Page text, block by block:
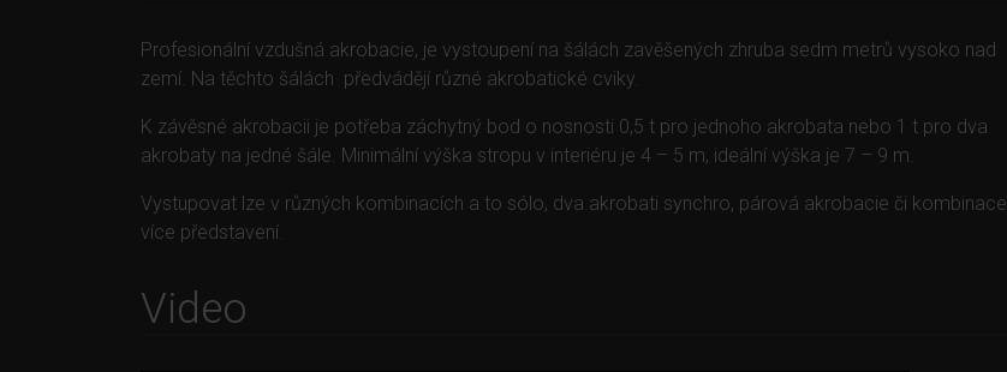
Profesionální vzdušná akrobacie, je vystoupení na šálách zavěšených zhruba sedm metrů vysoko nad
zemí. Na těchto šálách předvádějí různé akrobatické cviky.
K závěsné akrobacii je potřeba záchytný bod o nosnosti 0,5 t pro jednoho akrobata nebo 1 t pro dva
akrobaty na jedné šále. Minimální výška stropu v interiéru je 4 – 5 m, ideální výška je 7 – 9 m.
Vystupovat lze v různých kombinacích a to sólo, dva akrobati synchro, párová akrobacie či kombinace
více představení.
Video